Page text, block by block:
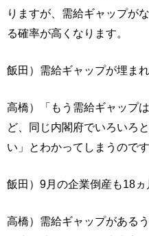
りますが、需給ギャップが
る確率が高くなります。
飯田）需給ギャップが埋まれ
高橋）「もう需給ギャップ
ど、同じ内閣府でいろいろ
い」とわかってしまうのです
飯田）9月の企業倒産も18ヵ
高橋）需給ギャップがある